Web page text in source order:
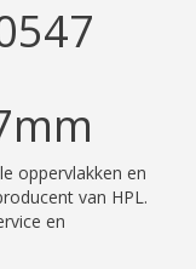
oppervlakken en
van HPL.
en